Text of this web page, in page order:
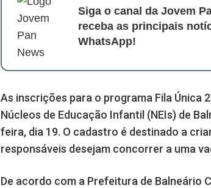
Siga o canal da Jovem
receba as principais
WhatsApp!
As inscrições para o programa Fila Única
Núcleos de Educação Infantil (NEIs) de
feira, dia 19. O cadastro é destinado a
responsáveis desejam concorrer a uma
De acordo com a Prefeitura de Balneário